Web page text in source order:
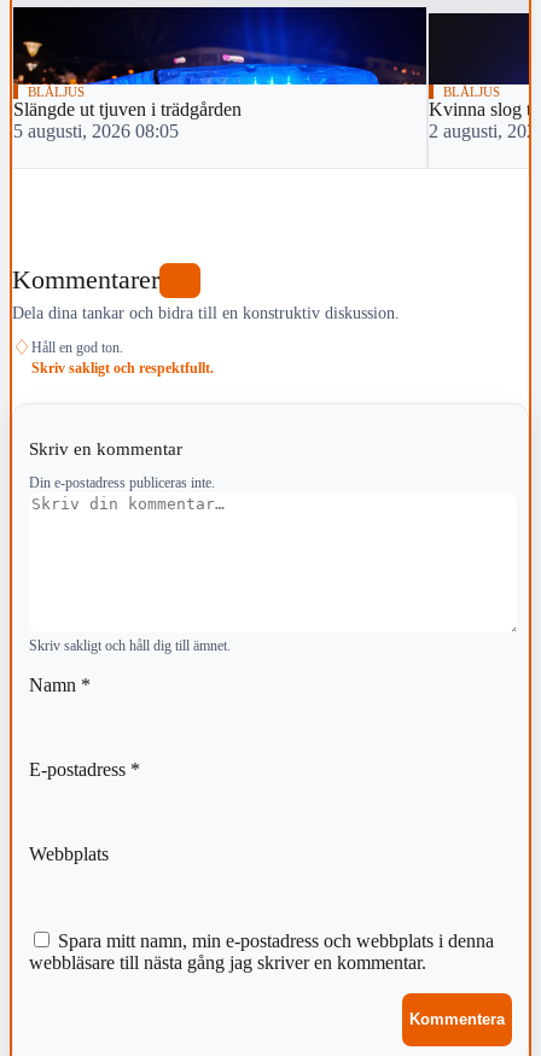
BLÅLJUS
Slängde ut tjuven i trädgården
5 augusti, 2026 08:05
BLÅLJUS
Kvinna slog
2 augusti,
Kommentarer
Dela dina tankar och bidra till en konstruktiv diskussion.
♢ Håll en god ton.
Skriv sakligt och respektfullt.
Skriv en kommentar
Din e-postadress publiceras inte.
Kommentar
Skriv sakligt och håll dig till ämnet.
Namn *
E-postadress *
Webbplats
Spara mitt namn, min e-postadress och webbplats i denna
webbläsare till nästa gång jag skriver en kommentar.